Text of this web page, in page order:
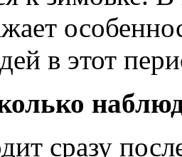
в этот
сразу